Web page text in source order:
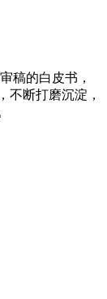
稿的白皮书，
不断打磨沉淀，